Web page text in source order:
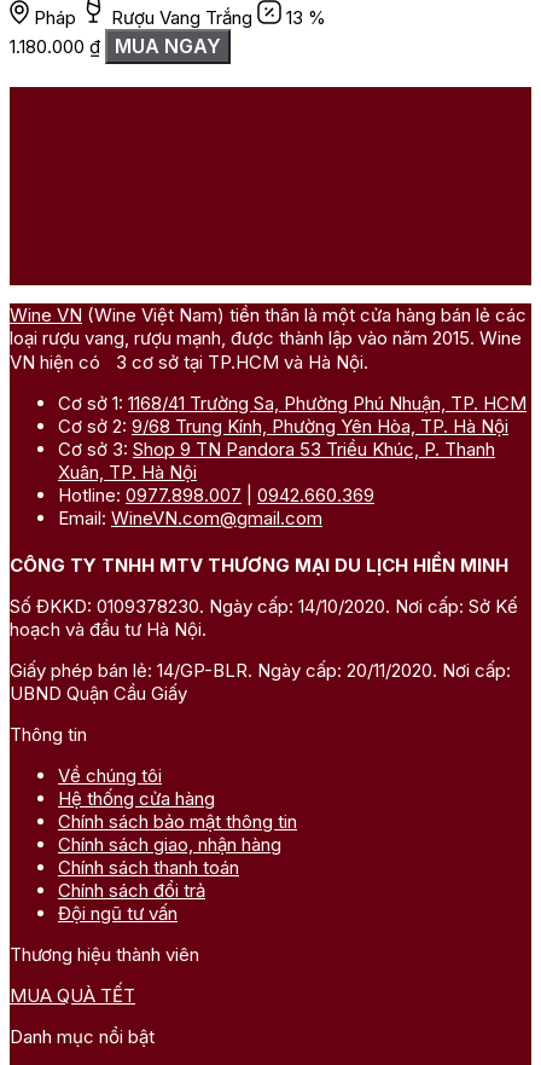
Pháp Rượu Vang Trắng
13 %
1.180.000 ₫ MUA NGAY
Wine VN (Wine Việt Nam) tiền thân là một cửa hàng bán lẻ các
loại rượu vang, rượu mạnh, được thành lập vào năm 2015. Wine
VN hiện có 3 cơ sở tại TP.HCM và Hà Nội.
Cơ sở 1: 1168/41 Trường Sa, Phường Phú Nhuận, TP. HCM
Cơ sở 2: 9/68 Trung Kính, Phường Yên Hòa, TP. Hà Nội
Cơ sở 3: Shop 9 TN Pandora 53 Triều Khúc, P. Thanh
Xuân, TP. Hà Nội
Hotline: 0977.898.007
0942.660.369
Email: WineVN.com@gmail.com
CÔNG TY TNHH MTV THƯƠNG MẠI DU LỊCH HIỀN MINH
Số ĐKKD: 0109378230. Ngày cấp: 14/10/2020. Nơi cấp: Sở Kế
hoạch và đầu tư Hà Nội.
Giấy phép bán lẻ: 14/GP-BLR. Ngày cấp: 20/11/2020. Nơi cấp:
UBND Quận Cầu Giấy
Thông tin
Về chúng tôi
Hệ thống cửa hàng
Chính sách bảo mật thông tin
Chính sách giao, nhận hàng
Chính sách thanh toán
Chính sách đổi trả
Đội ngũ tư vấn
Thương hiệu thành viên
MUA QUÀ TẾT
Danh mục nổi bật